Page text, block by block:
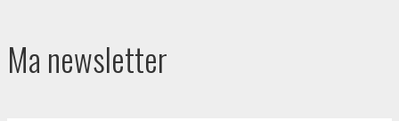
Ma newsletter